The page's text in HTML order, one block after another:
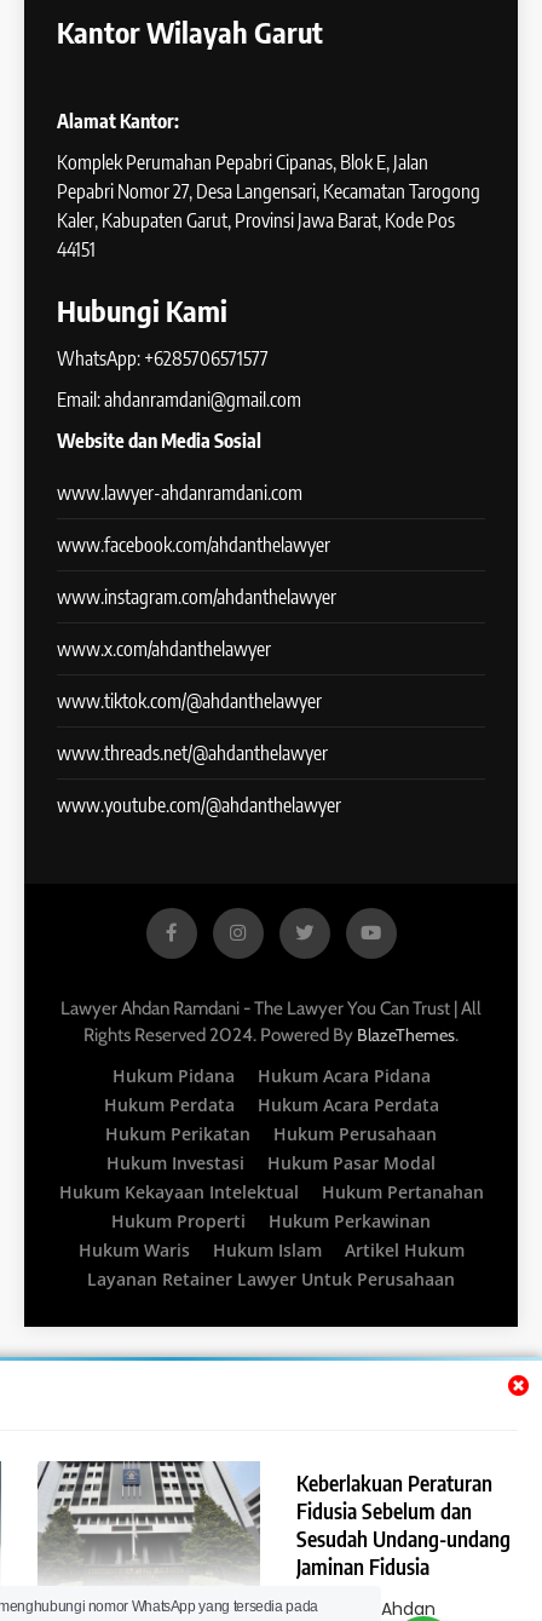
Pembentukan Kantor
Keberlakuan Peraturan
Fidusia Sebelum dan
Sesudah Undang-undang
Jaminan Fidusia
Lawyer Ahdan
Kantor Wilayah Garut
Alamat Kantor:
Komplek Perumahan Pepabri Cipanas, Blok E, Jalan
Pepabri Nomor 27, Desa Langensari, Kecamatan Tarogong
Kaler, Kabupaten Garut, Provinsi Jawa Barat, Kode Pos
44151
Hubungi Kami
WhatsApp: +6285706571577
Email: ahdanramdani@gmail.com
Website dan Media Sosial
www.lawyer-ahdanramdani.com
www.facebook.com/ahdanthelawyer
www.instagram.com/ahdanthelawyer
www.x.com/ahdanthelawyer
www.tiktok.com/@ahdanthelawyer
www.threads.net/@ahdanthelawyer
www.youtube.com/@ahdanthelawyer
Lawyer Ahdan Ramdani - The Lawyer You Can Trust | All
Rights Reserved 2024. Powered By BlazeThemes.
Hukum Pidana
Hukum Acara Pidana
Hukum Perdata
Hukum Acara Perdata
Hukum Perikatan
Hukum Perusahaan
Hukum Investasi
Hukum Pasar Modal
Hukum Kekayaan Intelektual
Hukum Pertanahan
Hukum Properti
Hukum Perkawinan
Hukum Waris
Hukum Islam
Artikel Hukum
Layanan Retainer Lawyer Untuk Perusahaan
nomor WhatsApp yang tersedia pada